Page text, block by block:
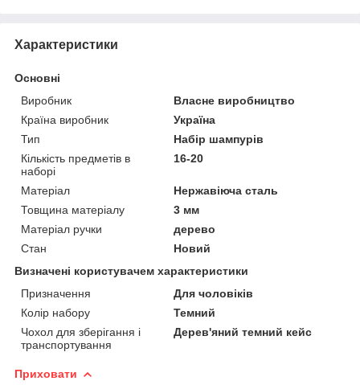
Характеристики
Основні
Виробник
Власне виробництво
Країна виробник
Україна
Тип
Набір шампурів
Кількість предметів в
наборі
16-20
Матеріал
Нержавіюча сталь
Товщина матеріалу
3 мм
Матеріал ручки
дерево
Стан
Новий
Визначені користувачем характеристики
Призначення
Для чоловіків
Колір набору
Темний
Чохол для зберігання і
транспортування
Дерев'яний темний кейс
Приховати